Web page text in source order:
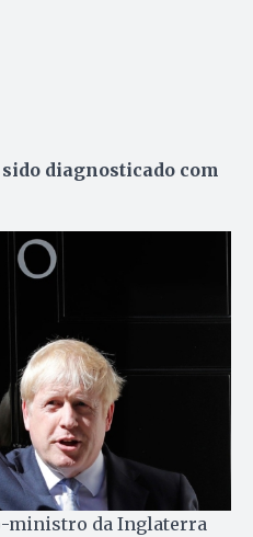
diagnosticado com
ministro da Inglaterra